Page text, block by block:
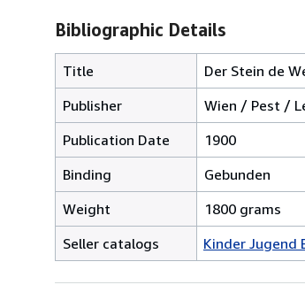
Bibliographic Details
Title
Der Stein de
Publisher
Wien / Pest /
Publication Date
1900
Binding
Gebunden
Weight
1800 grams
Seller catalogs
Kinder Jugend